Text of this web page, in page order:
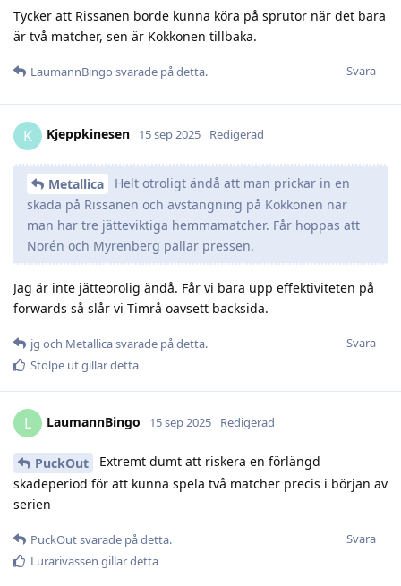
Tycker att Rissanen borde kunna köra på sprutor när det bara
är två matcher, sen är Kokkonen tillbaka.
Svara
LaumannBingo svarade på detta.
K Kjeppkinesen 15 sep 2025 Redigerad
Metallica
Helt otroligt ändå att man prickar in en
skada på Rissanen och avstängning på Kokkonen när
man har tre jätteviktiga hemmamatcher. Får hoppas att
Norén och Myrenberg pallar pressen.
Jag är inte jätteorolig ändå. Får vi bara upp effektiviteten på
forwards så slår vi Timrå oavsett backsida.
Svara
jg och Metallicasvarade på detta.
Stolpe utgillar detta
L LaumannBingo 15 sep 2025 Redigerad
PuckOut
Extremt dumt att riskera en förlängd
skadeperiod för att kunna spela två matcher precis i början av
serien
Svara
PuckOutsvarade på detta.
Lurarivassen gillar detta